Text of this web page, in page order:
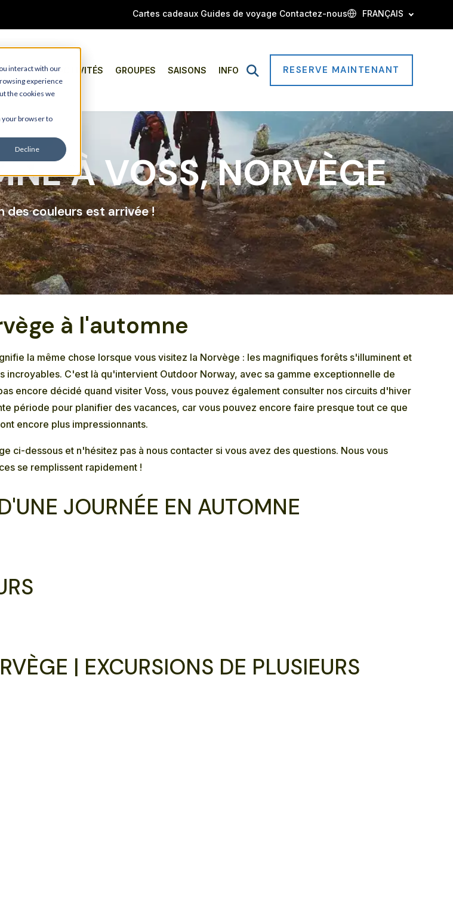
interact with our
experience
the cookies we
your browser to
Decline
Cartes cadeaux Guides de voyage Contactez-nous FRANÇAIS
TAPER ACTIVITÉS GROUPES SAISONS INFO
Open
Search
RESERVE MAINTENANT
À VOSS, NORVÈGE
des couleurs est arrivée !
à l'automne
la même chose lorsque vous visitez la Norvège : les magnifiques forêts s'illuminent et
C'est là qu'intervient Outdoor Norway, avec sa gamme exceptionnelle de
encore décidé quand visiter Voss, vous pouvez également consulter nos circuits d'hiver
période pour planifier des vacances, car vous pouvez encore faire presque tout ce que
encore plus impressionnants.
ci-dessous et n'hésitez pas à nous contacter si vous avez des questions. Nous vous
se remplissent rapidement !
JOURNÉE EN AUTOMNE
| EXCURSIONS DE PLUSIEURS